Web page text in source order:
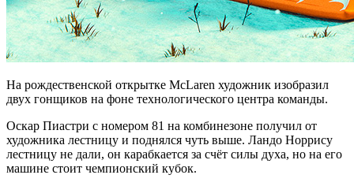
На рождественской открытке McLaren художник изобразил
двух гонщиков на фоне технологического центра команды.
Оскар Пиастри с номером 81 на комбинезоне получил от
художника лестницу и поднялся чуть выше. Ландо Норрису
лестницу не дали, он карабкается за счёт силы духа, но на его
машине стоит чемпионский кубок.